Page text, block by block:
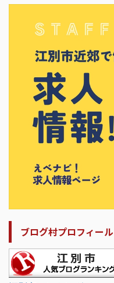
ブログ村プロフィール